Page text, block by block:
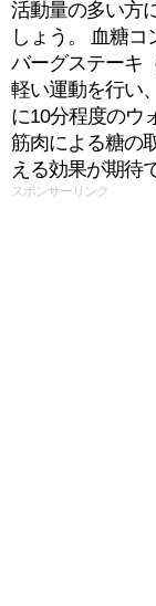
活動量の多い方
しょう。 血糖
バーグステーキ
軽い運動を行い
に10分程度のウ
筋肉による糖の
える効果が期待
スポンサーリンク